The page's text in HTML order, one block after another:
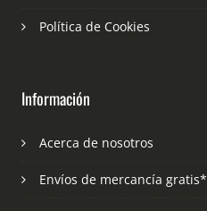
Política de Cookies
Información
Acerca de nosotros
Envíos de mercancía gratis*